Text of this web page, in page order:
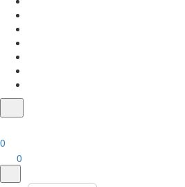
0
0